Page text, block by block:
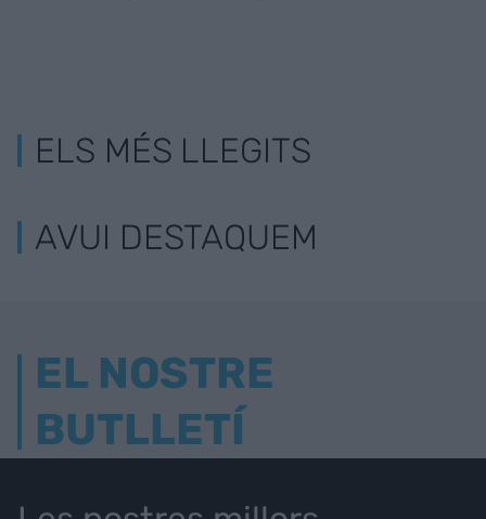
ELS MÉS LLEGITS
AVUI DESTAQUEM
EL NOSTRE
BUTLLETÍ